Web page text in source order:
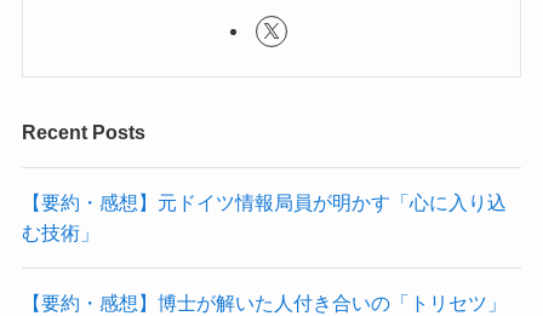
Recent Posts
【要約・感想】元ドイツ情報局員が明かす「心に入り込
む技術」
【要約・感想】博士が解いた人付き合いの「トリセツ」